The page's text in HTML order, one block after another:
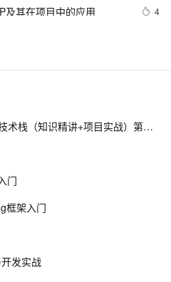
及其在项目中的应用 4
的实现
全面讲解Spring Cloud Alibaba技术栈（知识精讲+项目实战）第三阶段
门
框架入门
发实战